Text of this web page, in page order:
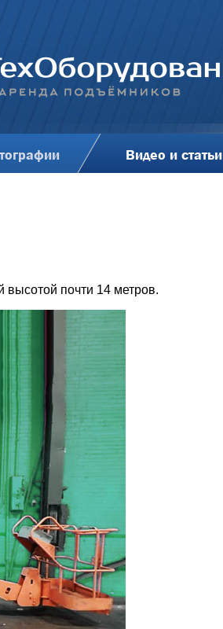
Видео и статьи
высотой почти 14 метров.